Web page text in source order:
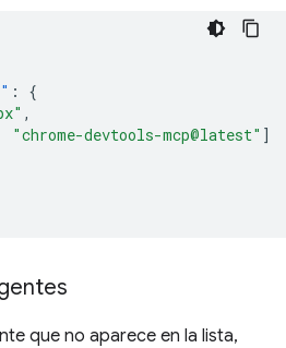
:
{
,
"chrome-devtools-mcp@latest" ]
que no aparece en la lista,